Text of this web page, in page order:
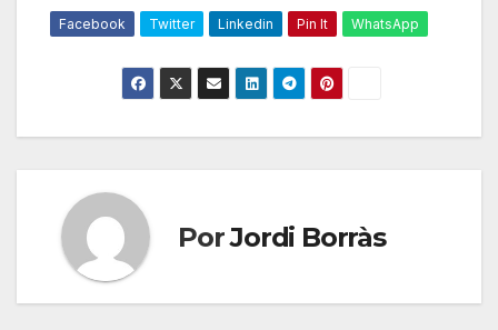
Facebook Twitter Linkedin Pin It WhatsApp
PorJordi Borràs